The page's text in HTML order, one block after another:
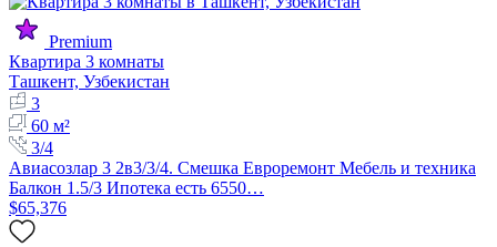
Premium
Квартира 3 комнаты
Ташкент, Узбекистан
3
60 м²
3/4
Авиасозлар 3 2в3/3/4. Смешка Евроремонт Мебель и техника
Балкон 1.5/3 Ипотека есть 6550…
$65,376